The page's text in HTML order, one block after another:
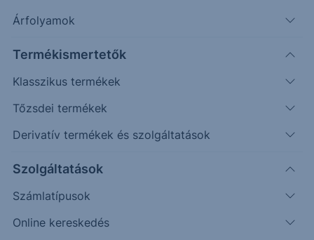
Árfolyamok
Termékismertetők
Klasszikus termékek
Tőzsdei termékek
Derivatív termékek és szolgáltatások
Szolgáltatások
Számlatípusok
Online kereskedés
32.6000
32.7000